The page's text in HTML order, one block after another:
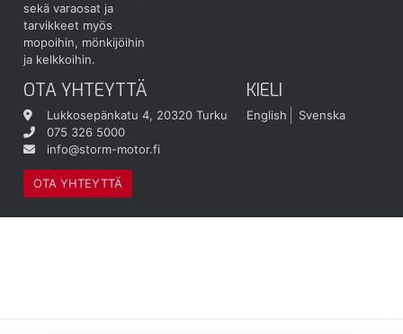
sekä varaosat ja
tarvikkeet myös
mopoihin, mönkijöihin
ja kelkkoihin.
OTA YHTEYTTÄ
Lukkosepänkatu 4, 20320 Turku
075 326 5000
info@storm-motor.fi
OTA YHTEYTTÄ
KIELI
English Svenska